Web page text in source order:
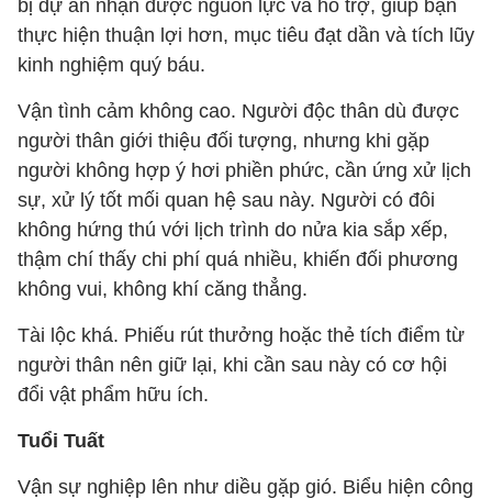
bị dự án nhận được nguồn lực và hỗ trợ, giúp bạn
thực hiện thuận lợi hơn, mục tiêu đạt dần và tích lũy
kinh nghiệm quý báu.
Vận tình cảm không cao. Người độc thân dù được
người thân giới thiệu đối tượng, nhưng khi gặp
người không hợp ý hơi phiền phức, cần ứng xử lịch
sự, xử lý tốt mối quan hệ sau này. Người có đôi
không hứng thú với lịch trình do nửa kia sắp xếp,
thậm chí thấy chi phí quá nhiều, khiến đối phương
không vui, không khí căng thẳng.
Tài lộc khá. Phiếu rút thưởng hoặc thẻ tích điểm từ
người thân nên giữ lại, khi cần sau này có cơ hội
đổi vật phẩm hữu ích.
Tuổi Tuất
Vận sự nghiệp lên như diều gặp gió. Biểu hiện công